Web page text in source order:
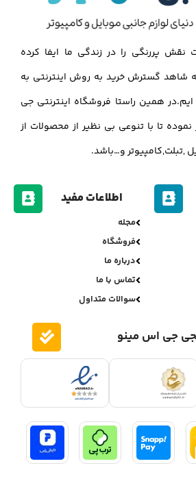
نقش پررنگی را در زندگی ما ایفا کرده
گسترش خرید به روش اینترنتی به
همین راستا فروشگاه اینترنتی جی
تا با تنوعی بی نظیر از محصولات از
,تبلت,کامپیوتر و…باشد.
اطلاعات مفید
مجله
فروشگاه
درباره ما
تماس با ما
سوالات متداول
جی اس مینو